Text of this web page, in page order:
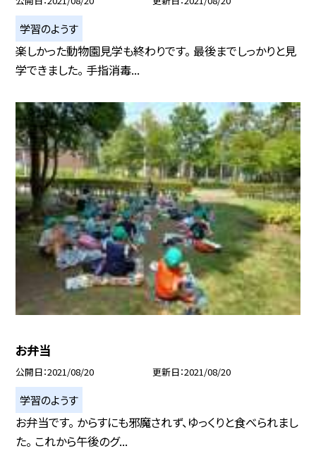
学習のようす
楽しかった動物園見学も終わりです。 最後までしっかりと見
学できました。 手指消毒...
お弁当
公開日 2021/08/20 更新日 2021/08/20
学習のようす
お弁当です。 からすにも邪魔されず、ゆっくりと食べられまし
た。 これから午後のグ...